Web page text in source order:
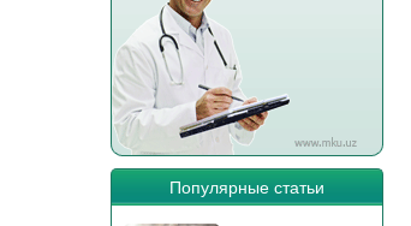
Популярные статьи